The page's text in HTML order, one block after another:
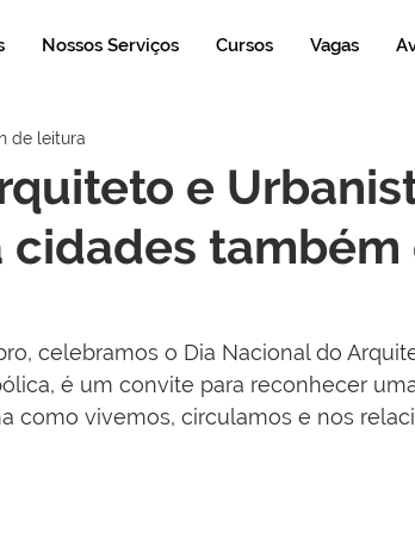
Nossos Serviços Cursos Vagas
e
cidades também
de leitura
celebramos o Dia Nacional do
é um convite para reconhecer
como vivemos, circulamos e nos